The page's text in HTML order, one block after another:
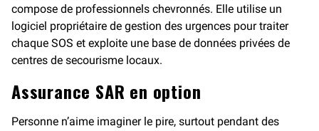
compose de professionnels chevronnés. Elle utilise un
logiciel propriétaire de gestion des urgences pour traiter
chaque SOS et exploite une base de données privées de
centres de secourisme locaux.
Assurance SAR en option
Personne n’aime imaginer le pire, surtout pendant des